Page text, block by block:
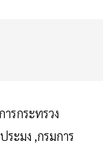
รกระทรวง
ะมง ,กรมการ